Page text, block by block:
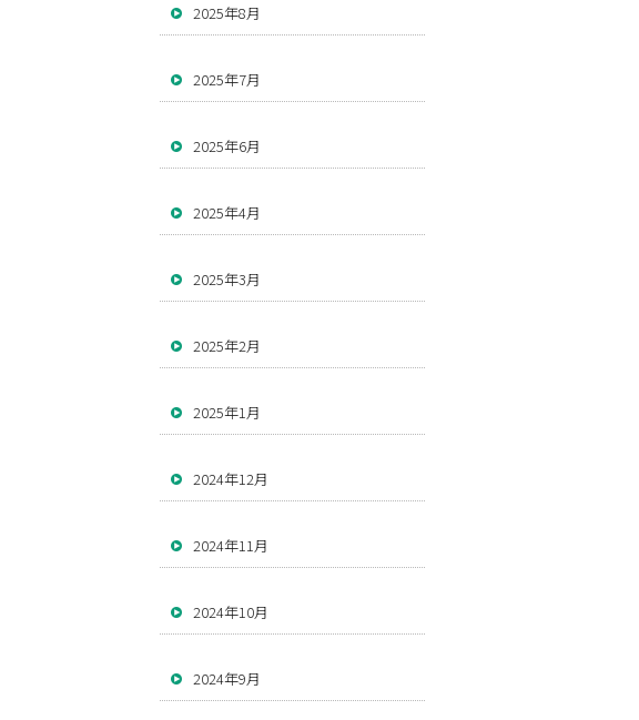
2025年8月
2025年7月
2025年6月
2025年4月
2025年3月
2025年2月
2025年1月
2024年12月
2024年11月
2024年10月
2024年9月